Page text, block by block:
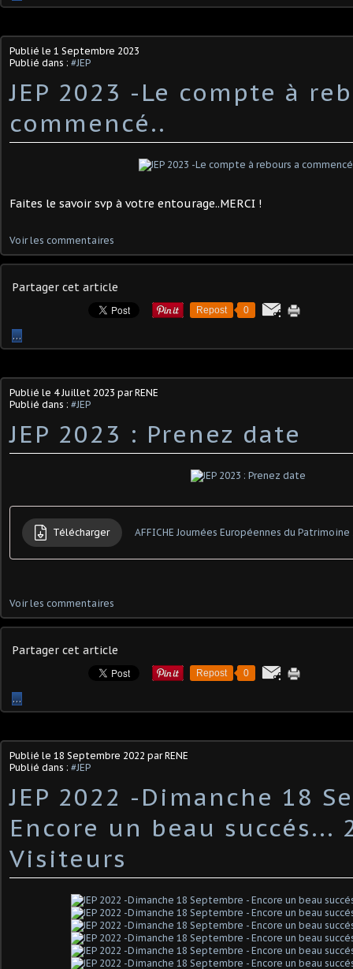
Publié le 1 Septembre 2023
Publié dans : #JEP
JEP 2023 -Le compte à
commencé..
Faites le savoir svp à votre entourage..MERCI !
Voir les commentaires
Partager cet article
Repost 0
…
Publié le 4 Juillet 2023 par RENE
Publié dans : #JEP
JEP 2023 : Prenez date
Télécharger AFFICHE Journées Européennes du Patrimoine
Voir les commentaires
Partager cet article
Repost 0
…
Publié le 18 Septembre 2022 par RENE
Publié dans : #JEP
JEP 2022 -Dimanche 18
Encore un beau succés...
Visiteurs